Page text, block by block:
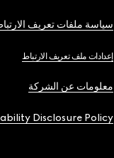
سياسة ملفات تعريف
إعدادات ملف تعريف الارتباط
معلومات عن الشركة
Disclosure Policy